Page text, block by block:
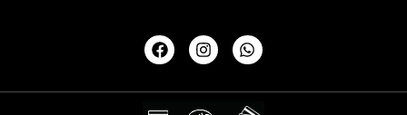
a
c
e
o
n
s
t
g
h
a
t
a